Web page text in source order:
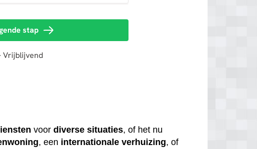
voordiverse situaties, of het nu
, een internationale verhuizing, of